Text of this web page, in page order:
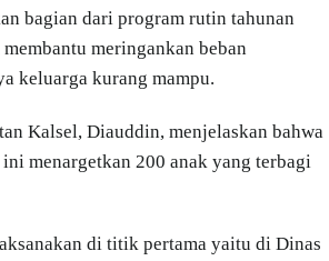
bagian dari program rutin tahunan
meringankan beban
keluarga kurang mampu.
Kalsel, Diauddin, menjelaskan bahwa
menargetkan 200 anak yang terbagi
di titik pertama yaitu di Dinas